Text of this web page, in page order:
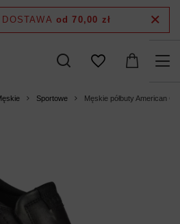
DOSTAWA od 70,00 zł
Sportowe Męskie półbuty American